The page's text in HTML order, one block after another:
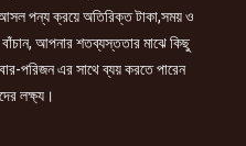
পন্য ক্রয়ে অতিরিক্ত টাকা,সময় ও
আপনার শতব্যস্ততার মাঝে কিছু
পরিজন এর সাথে ব্যয় করতে পারেন
লক্ষ্য।